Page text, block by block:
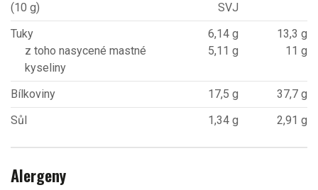
(10 g)
SVJ
Tuky
z toho nasycené mastné
kyseliny
6,14 g
5,11 g
13,3 g
11 g
Bílkoviny 17,5 g
37,7 g
Sůl
1,34 g 2,91 g
Alergeny